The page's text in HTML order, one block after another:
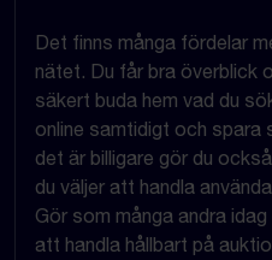
Det finns många fördelar
nätet. Du får bra överblick
säkert buda hem vad du
online samtidigt och spara
det är billigare gör du
du väljer att handla
Gör som många andra
att handla hållbart på